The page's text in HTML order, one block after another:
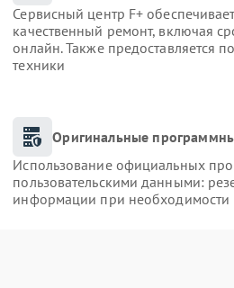
Сервисный центр F+
качественный ремонт, включая
онлайн. Также предоставляется
техники
Оригинальные
Использование официальных
пользовательскими данными:
информации при необходимости